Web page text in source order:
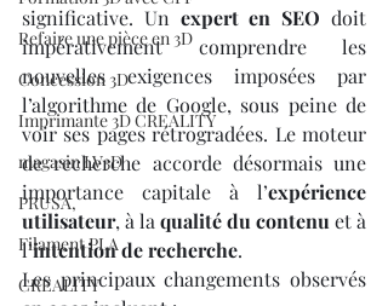
Refaire une pièce en 3D
Concession 3D
Imprimante 3D CREALITY
magasin LV3D
PRUSA,
Filament PLA
CREALITY
significative. Un expert en SEO doit
impérativement comprendre les
nouvelles exigences imposées par
l’algorithme de Google, sous peine de
voir ses pages rétrogradées. Le moteur
de recherche accorde désormais une
importance capitale à l’expérience
utilisateur, à la qualité du contenu et à
l’intention de recherche.
Les principaux changements observés